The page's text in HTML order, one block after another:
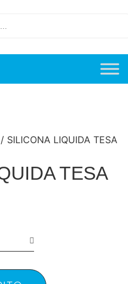
/ SILICONA LIQUIDA TESA
TESA